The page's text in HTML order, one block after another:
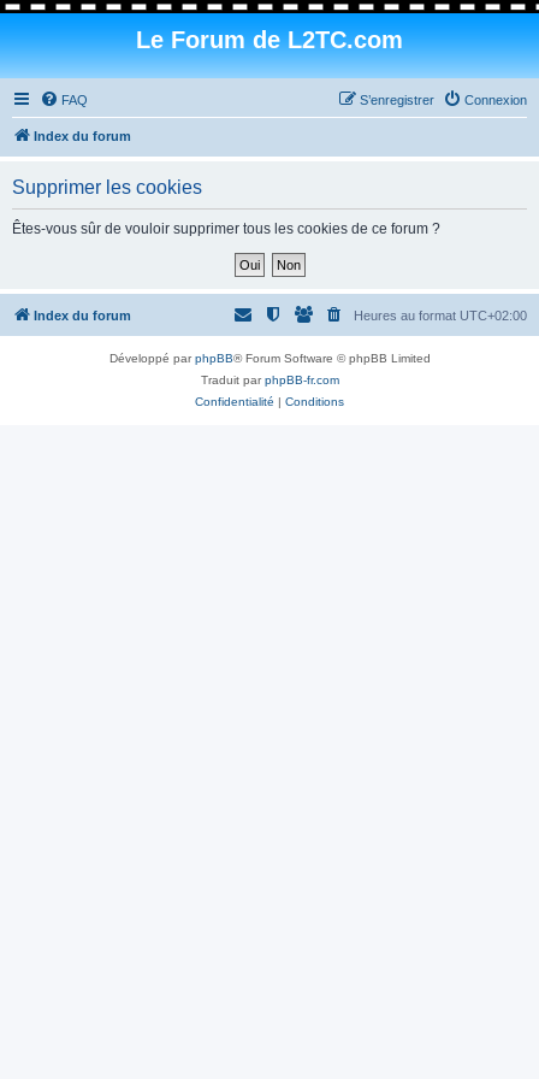
Le Forum de L2TC.com
FAQ Connexion
S’enregistrer
Index du forum
Supprimer les cookies
Êtes-vous sûr de vouloir supprimer tous les cookies de ce forum ?
Index du forum Heures au format UTC+02:00
Développé parphpBB® Forum Software © phpBB Limited
Traduit parphpBB-fr.com
Confidentialité | Conditions